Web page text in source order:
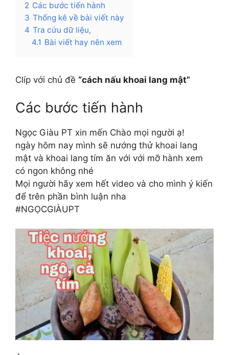
2 Các bước tiến hành
3 Thống kê về bài viết này
4 Tra cứu dữ liệu,
4.1 Bài viết hay nên xem
Clíp với chủ đề “cách nấu khoai lang mật”
Các bước tiến hành
Ngọc Giàu PT xin mến Chào mọi người ạ!
ngày hôm nay mình sẽ nướng thử khoai lang
mật và khoai lang tím ăn với với mỡ hành xem
có ngon không nhé
Mọi người hãy xem hết video và cho mình ý kiến
để trên phần bình luận nha
#NGỌCGIÀUPT